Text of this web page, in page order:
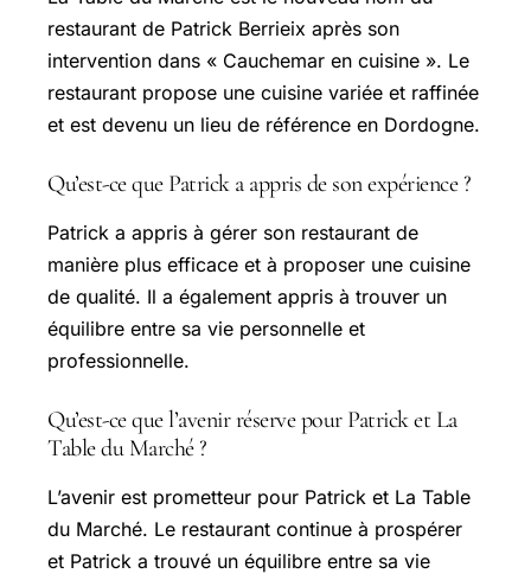
restaurant de Patrick Berrieix après son
intervention dans « Cauchemar en cuisine ». Le
restaurant propose une cuisine variée et raffinée
et est devenu un lieu de référence en Dordogne.
Qu’est-ce que Patrick a appris de son expérience ?
Patrick a appris à gérer son restaurant de
manière plus efficace et à proposer une cuisine
de qualité. Il a également appris à trouver un
équilibre entre sa vie personnelle et
professionnelle.
Qu’est-ce que l’avenir réserve pour Patrick et La
Table du Marché ?
L’avenir est prometteur pour Patrick et La Table
du Marché. Le restaurant continue à prospérer
et Patrick a trouvé un équilibre entre sa vie